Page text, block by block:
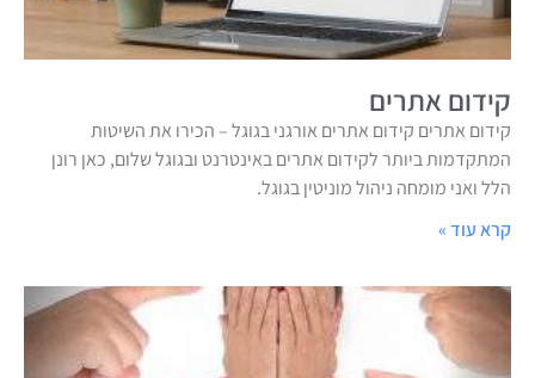
קידום אתרים
קידום אתרים קידום אתרים אורגני בגוגל – הכירו את השיטות
המתקדמות ביותר לקידום אתרים באינטרנט ובגוגל שלום, כאן רונן
הלל ואני מומחה ניהול מוניטין בגוגל.
קרא עוד »